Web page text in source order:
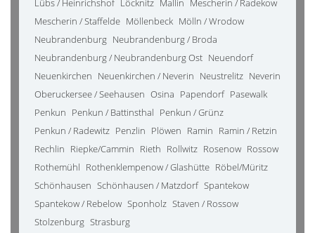
Lübs / Heinrichshof Löcknitz Mallin
Mescherin / Radekow
Mescherin / Staffelde Möllenbeck Mölln / Wrodow
Neubrandenburg Neubrandenburg / Broda
Neubrandenburg / Neubrandenburg Ost Neuendorf
Neuenkirchen Neuenkirchen / Neverin Neustrelitz Neverin
Oberuckersee / Seehausen Osina Papendorf Pasewalk
Penkun Penkun / Battinsthal Penkun / Grünz
Penkun / Radewitz Penzlin Plöwen Ramin Ramin / Retzin
Rechlin Riepke/Cammin Rieth Rollwitz Rosenow Rossow
Rothemühl Rothenklempenow / Glashütte Röbel/Müritz
Schönhausen Schönhausen / Matzdorf Spantekow
Spantekow / Rebelow Sponholz Staven / Rossow
Stolzenburg Strasburg